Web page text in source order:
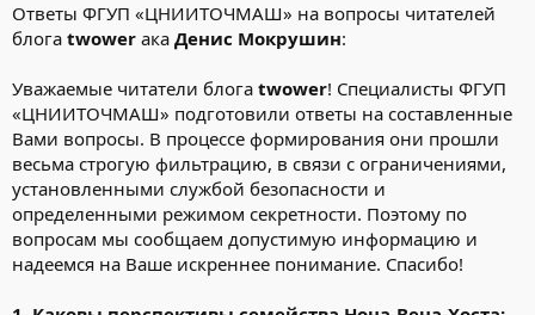
Ответы ФГУП «ЦНИИТОЧМАШ» на вопросы читателей
блога twower ака Денис Мокрушин:
Уважаемые читатели блога twower! Специалисты ФГУП
«ЦНИИТОЧМАШ» подготовили ответы на составленные
Вами вопросы. В процессе формирования они прошли
весьма строгую фильтрацию, в связи с ограничениями,
установленными службой безопасности и
определенными режимом секретности. Поэтому по
вопросам мы сообщаем допустимую информацию и
надеемся на Ваше искреннее понимание. Спасибо!